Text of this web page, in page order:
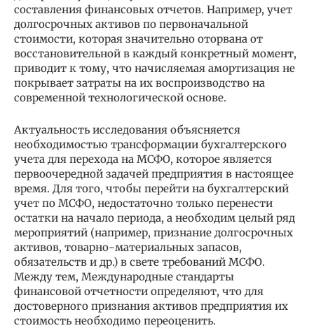
составления финансовых отчетов. Например, учет
долгосрочных активов по первоначальной
стоимости, которая значительно оторвана от
восстановительной в каждый конкретный момент,
приводит к тому, что начисляемая амортизация не
покрывает затраты на их воспроизводство на
современной технологической основе.
Актуальность исследования объясняется
необходимостью трансформации бухгалтерского
учета для перехода на МСФО, которое является
первоочередной задачей предприятия в настоящее
время. Для того, чтобы перейти на бухгалтерский
учет по МСФО, недостаточно только перенести
остатки на начало периода, а необходим целый ряд
мероприятий (например, признание долгосрочных
активов, товарно-материальных запасов,
обязательств и др.) в свете требований МСФО.
Между тем, Международные стандарты
финансовой отчетности определяют, что для
достоверного признания активов предприятия их
стоимость необходимо переоценить.